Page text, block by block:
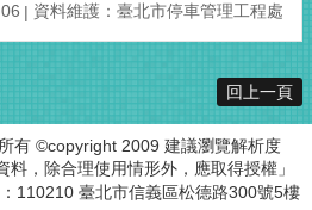
資料維護：臺北市停車管理工程處
回上一頁
有 ©copyright 2009 建議瀏覽解析度
，除合理使用情形外，應取得授權」
110210 臺北市信義區松德路300號5樓